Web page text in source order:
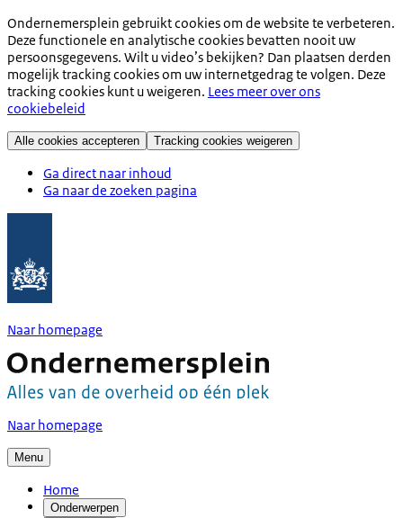
Ondernemersplein gebruikt cookies om de website te verbeteren.
Deze functionele en analytische cookies bevatten nooit uw
persoonsgegevens. Wilt u video’s bekijken? Dan plaatsen derden
mogelijk tracking cookies om uw internetgedrag te volgen. Deze
tracking cookies kunt u weigeren. Lees meer over ons
cookiebeleid
Alle cookies accepteren Tracking cookies weigeren
Ga direct naar inhoud
Ga naar de zoeken pagina
Naar homepage
Naar homepage
Menu
Home
Onderwerpen